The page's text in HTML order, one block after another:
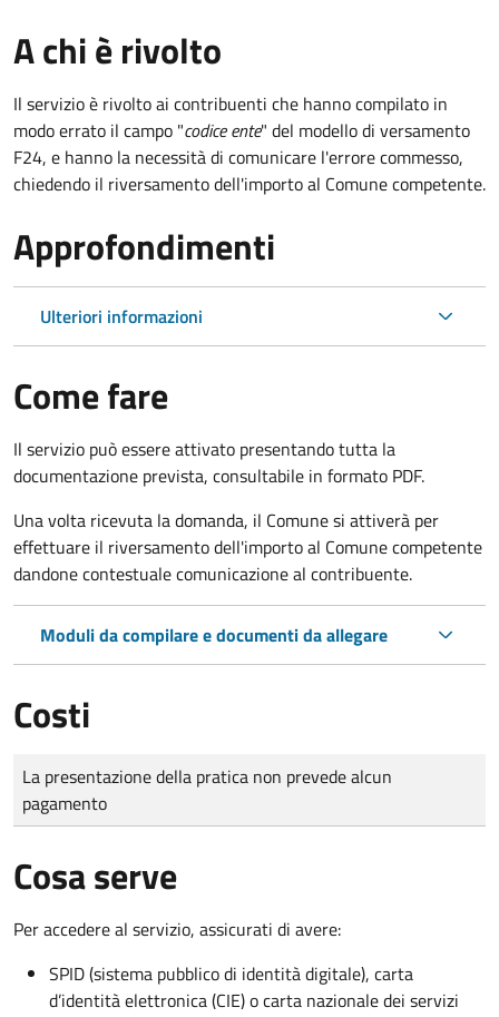
A chi è rivolto
Il servizio è rivolto ai contribuenti che hanno compilato in
modo errato il campo "codice ente" del modello di versamento
F24, e hanno la necessità di comunicare l'errore commesso,
chiedendo il riversamento dell'importo al Comune competente.
Approfondimenti
Ulteriori informazioni
Come fare
Il servizio può essere attivato presentando tutta la
documentazione prevista, consultabile in formato PDF.
Una volta ricevuta la domanda, il Comune si attiverà per
effettuare il riversamento dell'importo al Comune competente
dandone contestuale comunicazione al contribuente.
Moduli da compilare e documenti da allegare
Costi
Tipo di pagamento
Importo
La presentazione della pratica non prevede alcun
pagamento
Cosa serve
Per accedere al servizio, assicurati di avere:
SPID (sistema pubblico di identità digitale), carta
d’identità elettronica (CIE) o carta nazionale dei servizi